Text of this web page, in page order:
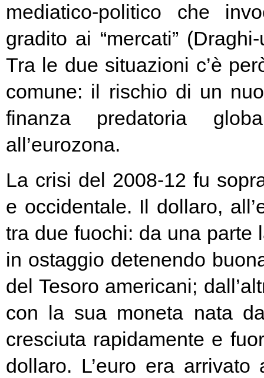
mediatico-politico che
gradito ai “mercati”
Tra le due situazioni c’è
comune: il rischio di un
finanza predatoria
all’eurozona.
La crisi del 2008-12 fu
e occidentale. Il dollaro,
tra due fuochi: da una parte
in ostaggio detenendo
del Tesoro americani;
con la sua moneta nata
cresciuta rapidamente e
dollaro. L’euro era